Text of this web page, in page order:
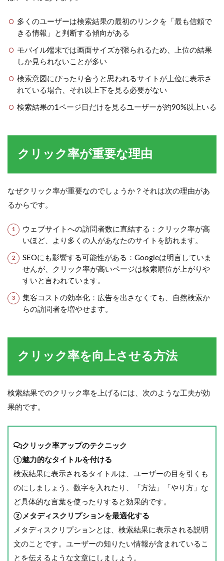
多くのユーザーは検索結果の最初のリンクを「最も信頼で
きる情報」と判断する傾向がある
モバイル端末では画面サイズが限られるため、上位の結果
しか見られないことが多い
検索意図にぴったり合うと思われるサイトが上位に表示さ
れている場合、それ以上下を見る必要がない
検索結果の1ページ目だけを見るユーザーが約90%以上いる
クリック率が重要な理由
なぜクリック率が重要なのでしょうか？それは次の理由があ
るからです。
ウェブサイトへの訪問者数に直結する：クリック率が高
いほど、より多くの人があなたのサイトを訪れます。
SEOにも影響する可能性がある：Googleは明言していま
せんが、クリック率が高いページは検索順位が上がりや
すいと言われています。
集客コストの効率化：広告を出さなくても、自然検索か
らの訪問者を増やせます。
クリック率を向上させる方法
検索結果でのクリック率を上げるには、次のような工夫が効
果的です。
クリック率アップのテクニック
①魅力的なタイトルを付ける
検索結果に表示されるタイトルは、ユーザーの目を引くも
のにしましょう。数字を入れたり、「方法」「やり方」な
ど具体的な言葉を使ったりすると効果的です。
②メタディスクリプションを最適化する
メタディスクリプションとは、検索結果に表示される説明
文のことです。ユーザーの知りたい情報が含まれているこ
とを伝えるような文章にしましょう。